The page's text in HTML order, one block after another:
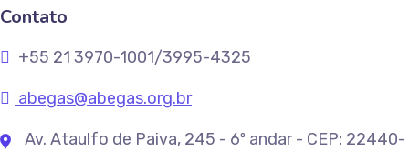
Contato
+55 21 3970-1001/3995-4325
abegas@abegas.org.br
Av. Ataulfo de Paiva, 245 - 6º andar - CEP: 22440-